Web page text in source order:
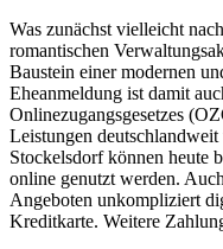
Was zunächst vielleicht
romantischen
Baustein einer modernen
Eheanmeldung ist damit
Onlinezugangsgesetzes
Leistungen
Stockelsdorf können heute
online genutzt werden.
Angeboten unkompliziert
Kreditkarte. Weitere